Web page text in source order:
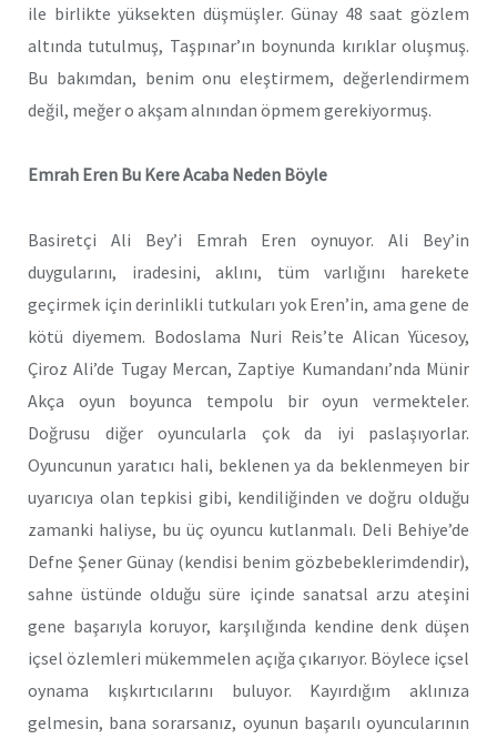
ile birlikte yüksekten düşmüşler. Günay 48 saat gözlem
altında tutulmuş, Taşpınar’ın boynunda kırıklar oluşmuş.
Bu bakımdan, benim onu eleştirmem, değerlendirmem
değil, meğer o akşam alnından öpmem gerekiyormuş.
Emrah Eren Bu Kere Acaba Neden Böyle
Basiretçi Ali Bey’i Emrah Eren oynuyor. Ali Bey’in
duygularını, iradesini, aklını, tüm varlığını harekete
geçirmek için derinlikli tutkuları yok Eren’in, ama gene de
kötü diyemem. Bodoslama Nuri Reis’te Alican Yücesoy,
Çiroz Ali’de Tugay Mercan, Zaptiye Kumandanı’nda Münir
Akça oyun boyunca tempolu bir oyun vermekteler.
Doğrusu diğer oyuncularla çok da iyi paslaşıyorlar.
Oyuncunun yaratıcı hali, beklenen ya da beklenmeyen bir
uyarıcıya olan tepkisi gibi, kendiliğinden ve doğru olduğu
zamanki haliyse, bu üç oyuncu kutlanmalı. Deli Behiye’de
Defne Şener Günay (kendisi benim gözbebeklerimdendir),
sahne üstünde olduğu süre içinde sanatsal arzu ateşini
gene başarıyla koruyor, karşılığında kendine denk düşen
içsel özlemleri mükemmelen açığa çıkarıyor. Böylece içsel
oynama kışkırtıcılarını buluyor. Kayırdığım aklınıza
gelmesin, bana sorarsanız, oyunun başarılı oyuncularının